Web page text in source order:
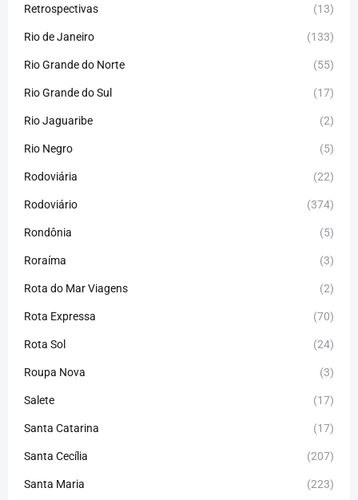
Retrospectivas (13)
Rio de Janeiro (133)
Rio Grande do Norte (55)
Rio Grande do Sul (17)
Rio Jaguaribe (2)
Rio Negro (5)
Rodoviária (22)
Rodoviário (374)
Rondônia (5)
Roraíma (3)
Rota do Mar Viagens (2)
Rota Expressa (70)
Rota Sol (24)
Roupa Nova (3)
Salete (17)
Santa Catarina (17)
Santa Cecília (207)
Santa Maria (223)